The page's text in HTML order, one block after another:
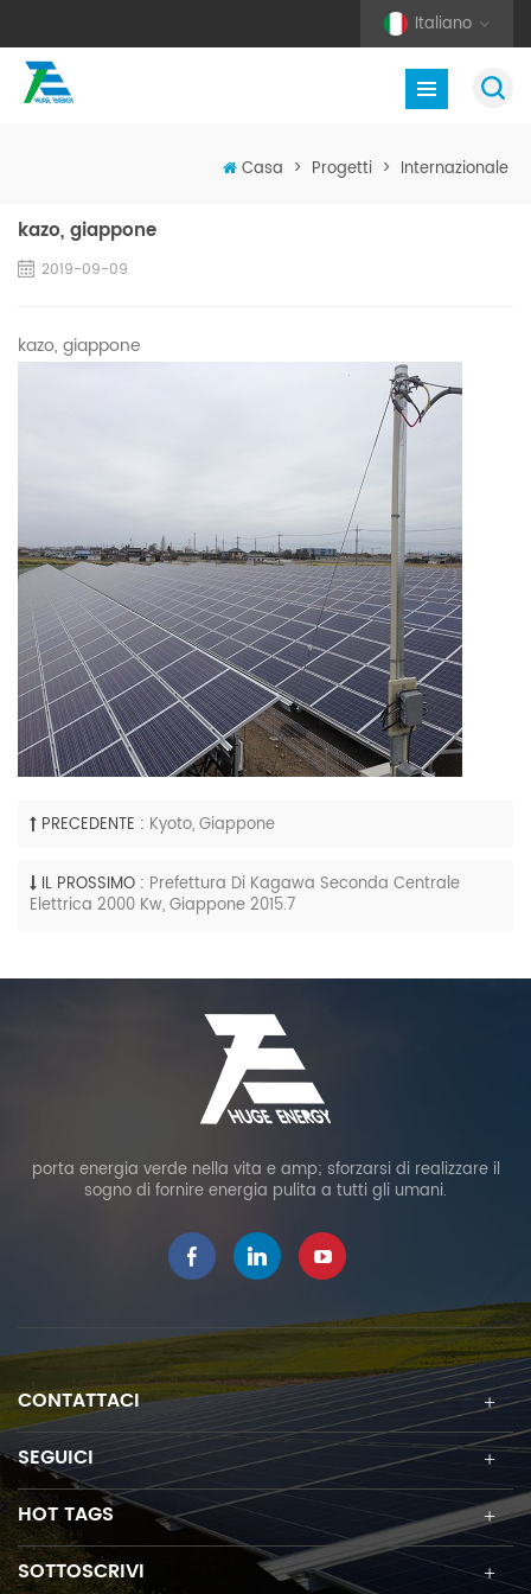
Italiano
Casa > Progetti > Internazionale
kazo, giappone
2019-09-09
kazo, giappone
PRECEDENTE : Kyoto, Giappone
IL PROSSIMO : Prefettura Di Kagawa Seconda Centrale
Elettrica 2000 Kw, Giappone 2015.7
porta energia verde nella vita e amp; sforzarsi di realizzare il
sogno di fornire energia pulita a tutti gli umani.
CONTATTACI
SEGUICI
HOT TAGS
SOTTOSCRIVI